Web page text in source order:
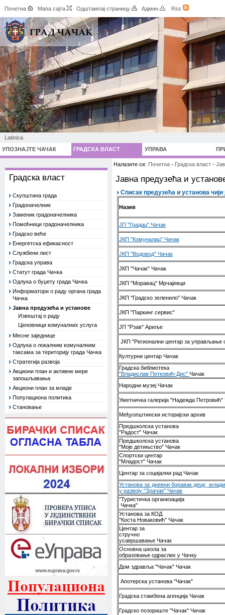
Почетна Мапа сајта Одштампај страницу Админ Rss
Latinica
УПОЗНАЈТЕ ЧАЧАК
ГРАДСКА ВЛАСТ УПРАВА
Градска власт
Скупштина града
Градоначелник
Заменик градоначелника
Помоћници градоначелника
Градско веће
Енергетска ефикасност
Службени лист
Градска управа
Статут града Чачка
Одлука о буџету града Чачка
Информатори о раду органа града
Чачка
Јавна предузећа и установе
Извештај о раду
Ценовници комуналних услуга
Месне заједнице
Одлука о локалним комуналним
таксама за територију града Чачка
Стратегија развоја
Акциони план и активне мере
запошљавања
Акциони план за младе
Популациона политика
Становање
Налазите се: Почетна - Градска власт -
Јавна предузећа и
Списак предузећа и установа чији
Назив
ЈП "Градац" Чачак
ЈКП "Комуналац" Чачак
ЈКП "Водовод" Чачак
ЈКП "Чачак" Чачак
ЈКП "Моравац" Мрчајевци
ЈКП "Градско зеленило" Чачак
ЈКП "Паркинг сервис"
ЈП "Рзав" Ариље
ЈКП "Регионални центар за управљање
Културни центар Чачак
Градска библиотека
"Владислав Петковић-Дис" Чачак
Народни музеј Чачак
Уметничка галерија "Надежда Петровић"
Међуопштински историјски архив
Предшколска установа
"Радост" Чачак
Предшколска установа
"Моје детињство" Чачак
Спортски центар
"Младост" Чачак
Центар за социјални рад Чачак
Установа за дневни боравак деце,
у развоју "Зрачак" Чачак
"Туристичка организација
Чачка"
Установа за КОД
"Коста Новаковић" Чачак
Центар за
стручно
усавршавање Чачак
Основна школа за
образовање одраслих у Чачку
Дом здравља "Чачак" Чачак
Апотерска установа "Чачак"
Градска стамбена агенција Чачак
Градско позориште "Чачак" Чачак